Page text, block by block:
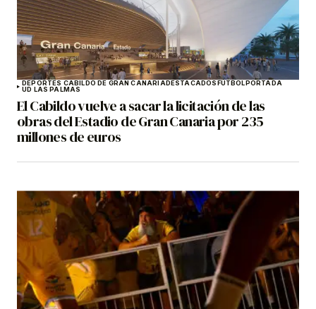
DEPORTES CABILDO DE GRAN CANARIADESTACADOS FÚTBOL PORTADA
UD LAS PALMAS
El Cabildo vuelve a sacar la licitación de las
obras del Estadio de Gran Canaria por 235
millones de euros